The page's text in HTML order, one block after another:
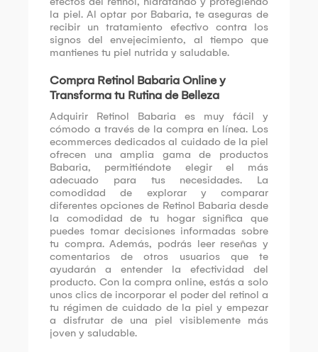
la piel. Al optar por Babaria, te aseguras de
recibir un tratamiento efectivo contra los
signos del envejecimiento, al tiempo que
mantienes tu piel nutrida y saludable.
Compra Retinol Babaria Online y
Transforma tu Rutina de Belleza
Adquirir Retinol Babaria es muy fácil y
cómodo a través de la compra en línea. Los
ecommerces dedicados al cuidado de la piel
ofrecen una amplia gama de productos
Babaria, permitiéndote elegir el más
adecuado para tus necesidades. La
comodidad de explorar y comparar
diferentes opciones de Retinol Babaria desde
la comodidad de tu hogar significa que
puedes tomar decisiones informadas sobre
tu compra. Además, podrás leer reseñas y
comentarios de otros usuarios que te
ayudarán a entender la efectividad del
producto. Con la compra online, estás a solo
unos clics de incorporar el poder del retinol a
tu régimen de cuidado de la piel y empezar
a disfrutar de una piel visiblemente más
joven y saludable.